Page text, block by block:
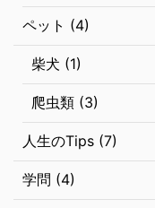
ペット (4)
柴犬 (1)
爬虫類 (3)
人生のTips (7)
学問 (4)